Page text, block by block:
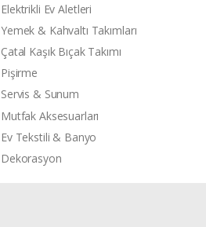
Elektrikli Ev Aletleri
Yemek & Kahvaltı Takımları
Çatal Kaşık Bıçak Takımı
Pişirme
Servis & Sunum
Mutfak Aksesuarları
Ev Tekstili & Banyo
Dekorasyon